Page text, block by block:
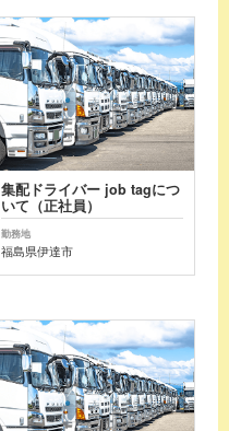
集配ドライバー job tagにつ
いて（正社員）
勤務地
福島県伊達市